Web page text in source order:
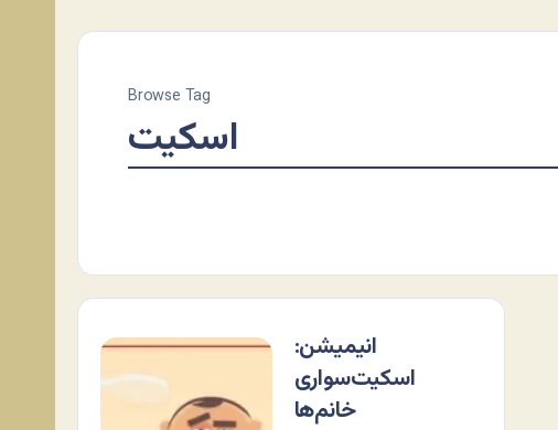
Browse Tag
اسکیت
انیمیشن:
اسکیت‌سواری
خانم‌ها